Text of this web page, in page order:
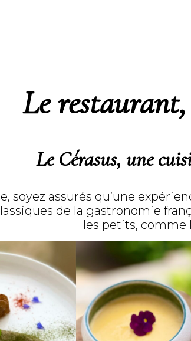
Le
Le Cérasus, une
soyez assurés qu’une
de la gastronomie
les petits, comme